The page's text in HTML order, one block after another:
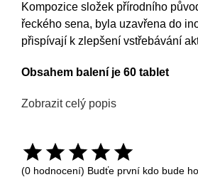
Kompozice složek přírodního
řeckého sena, byla uzavřena do
přispívají k zlepšení vstřebávání
Obsahem balení je 60 tablet
Zobrazit celý popis
(0 hodnocení) Budťe první kdo bude